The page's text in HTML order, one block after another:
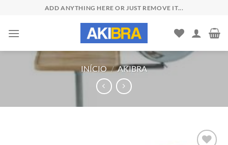
content
ADD ANYTHING HERE OR JUST REMOVE IT...
INÍCIO / AKIBRA